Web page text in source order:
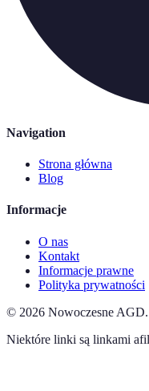
Navigation
Strona główna
Blog
Informacje
O nas
Kontakt
Informacje prawne
Polityka prywatności
© 2026 Nowoczesne AGD.
Niektóre linki są linkami